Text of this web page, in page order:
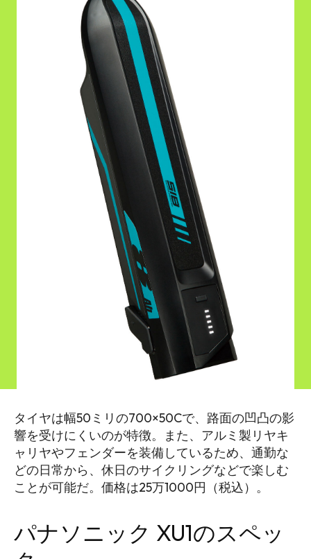
タイヤは幅50ミリの700×50Cで、路面の凹凸の影
響を受けにくいのが特徴。また、アルミ製リヤキ
ャリヤやフェンダーを装備しているため、通勤な
どの日常から、休日のサイクリングなどで楽しむ
ことが可能だ。価格は25万1000円（税込）。
パナソニック XU1のスペッ